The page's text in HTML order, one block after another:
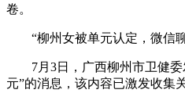
卷。
“柳州女被单元认定，微信聊
7月3日，广西柳州市卫健委
元”的消息，该内容已激发收集